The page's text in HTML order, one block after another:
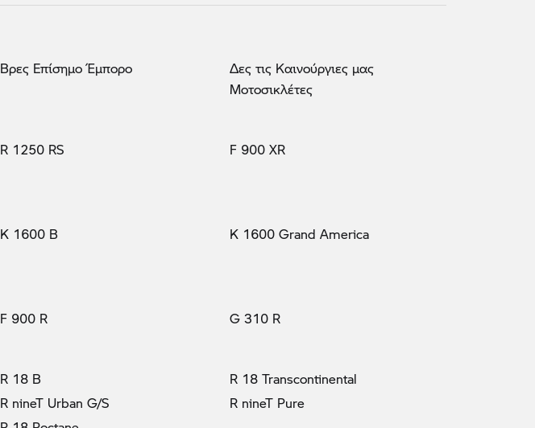
Βρες Επίσημο Έμπορο
Δες τις Καινούργιες μας
Μοτοσικλέτες
R 1250 RS
F 900 XR
K 1600 B
K 1600 Grand America
F 900 R G 310 R
R 18 B
R 18 Transcontinental
R nineT Urban G/S R nineT Pure(τρέχον)